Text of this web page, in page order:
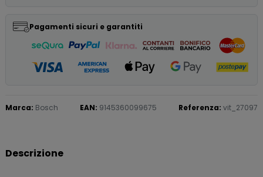
Pagamenti sicuri e garantiti
Marca: Bosch EAN: 9145360099675 Referenza: vit_27097
Descrizione